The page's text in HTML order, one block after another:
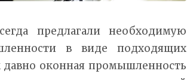
предлагали необходимую
в виде подходящих
давно оконная промышленность